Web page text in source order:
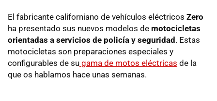
El fabricante californiano de vehículos eléctricos Zero
ha presentado sus nuevos modelos de motocicletas
orientadas a servicios de policía y seguridad. Estas
motocicletas son preparaciones especiales y
configurables de su gama de motos eléctricas de la
que os hablamos hace unas semanas.